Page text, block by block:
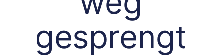
gesprengt